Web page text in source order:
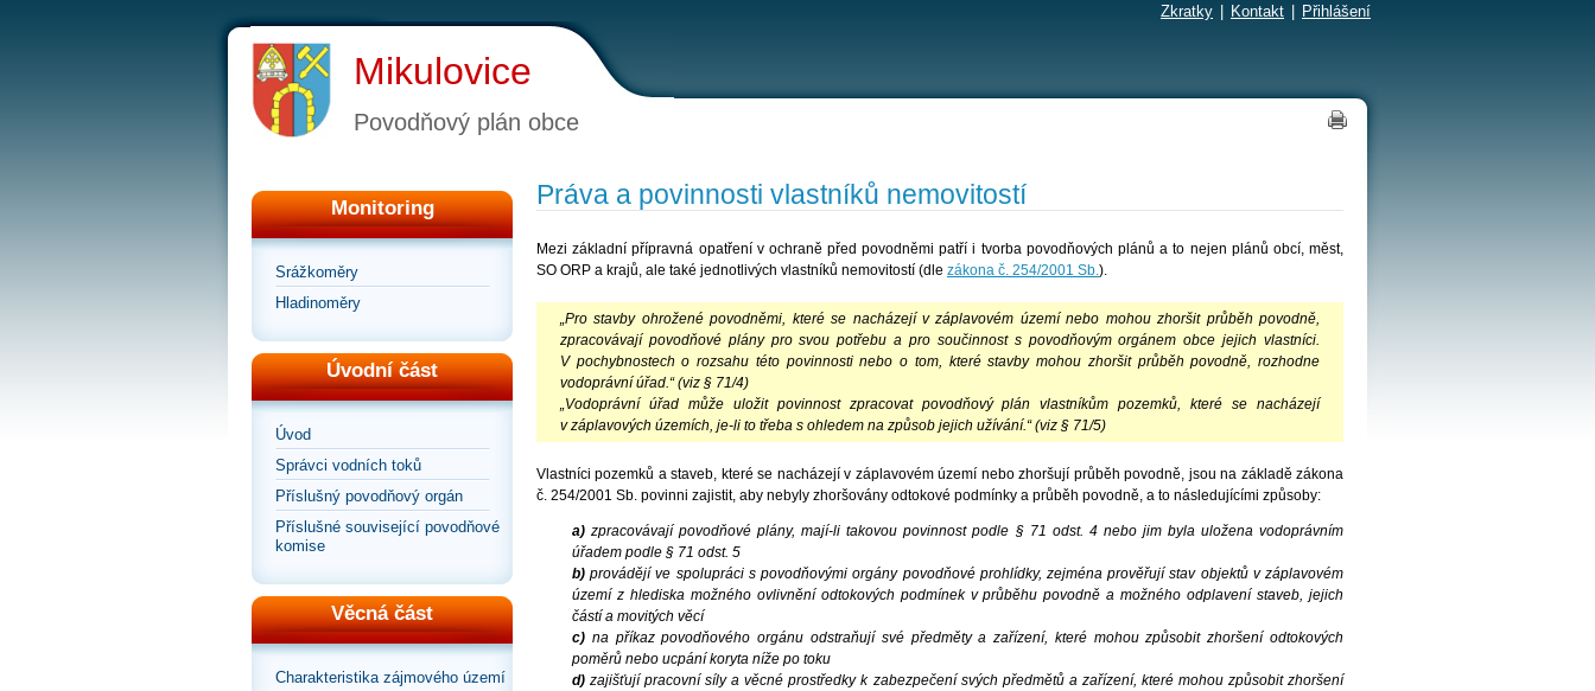
Zkratky Kontakt Přihlášení
Mikulovice
Povodňový plán obce
Monitoring
Srážkoměry
Hladinoměry
Úvodní část
Úvod
Správci vodních toků
Příslušný povodňový orgán
Příslušné související povodňové
komise
Věcná část
Charakteristika zájmového území
Práva a povinnosti vlastníků nemovitostí
Mezi základní přípravná opatření v ochraně před povodněmi patří i tvorba povodňových plánů a to nejen plánů obcí, měst,
SO ORP a krajů, ale také jednotlivých vlastníků nemovitostí (dle zákona č. 254/2001 Sb.).
„Pro stavby ohrožené povodněmi, které se nacházejí v záplavovém území nebo mohou zhoršit průběh povodně,
zpracovávají povodňové plány pro svou potřebu a pro součinnost s povodňovým orgánem obce jejich vlastníci.
V pochybnostech o rozsahu této povinnosti nebo o tom, které stavby mohou zhoršit průběh povodně, rozhodne
vodoprávní úřad.“ (viz § 71/4)
„Vodoprávní úřad může uložit povinnost zpracovat povodňový plán vlastníkům pozemků, které se nacházejí
v záplavových územích, je-li to třeba s ohledem na způsob jejich užívání.“ (viz § 71/5)
Vlastníci pozemků a staveb, které se nacházejí v záplavovém území nebo zhoršují průběh povodně, jsou na základě zákona
č. 254/2001 Sb. povinni zajistit, aby nebyly zhoršovány odtokové podmínky a průběh povodně, a to následujícími způsoby:
a) zpracovávají povodňové plány, mají-li takovou povinnost podle § 71 odst. 4 nebo jim byla uložena vodoprávním
úřadem podle § 71 odst. 5
b) provádějí ve spolupráci s povodňovými orgány povodňové prohlídky, zejména prověřují stav objektů v záplavovém
území z hlediska možného ovlivnění odtokových podmínek v průběhu povodně a možného odplavení staveb, jejich
částí a movitých věcí
c) na příkaz povodňového orgánu odstraňují své předměty a zařízení, které mohou způsobit zhoršení odtokových
poměrů nebo ucpání koryta níže po toku
d) zajišťují pracovní síly a věcné prostředky k zabezpečení svých předmětů a zařízení, které mohou způsobit zhoršení